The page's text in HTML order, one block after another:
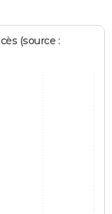
(source :